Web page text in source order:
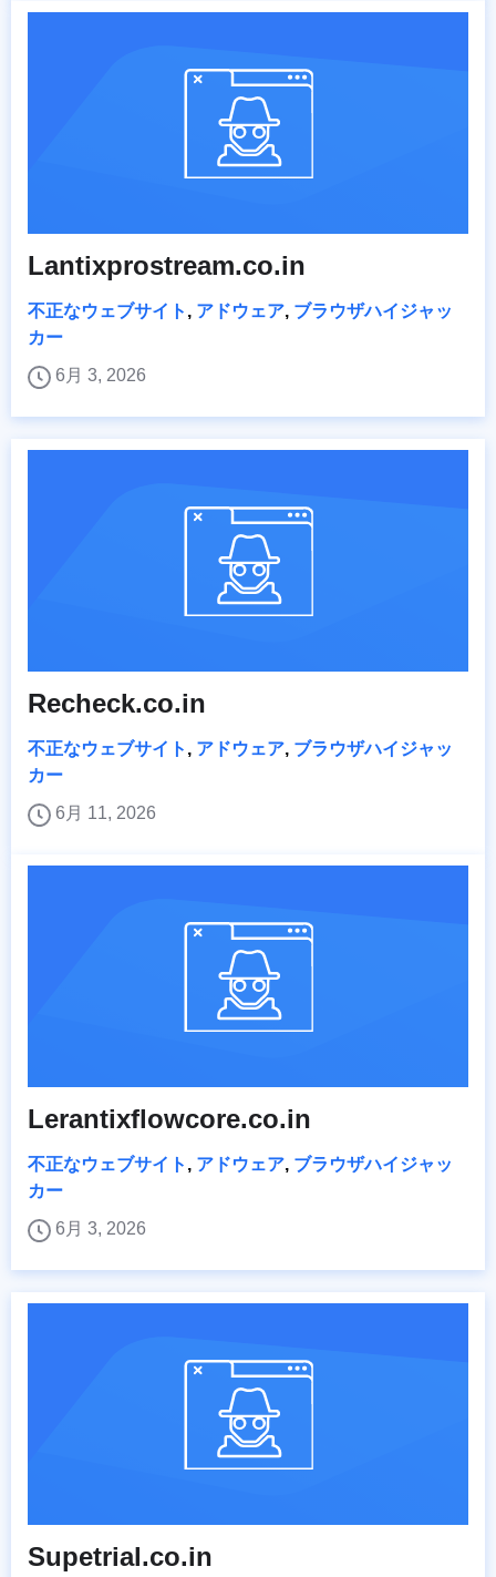
Lantixprostream.co.in
不正なウェブサイト , アドウェア, ブラウザハイジャッ
カー
6月 3, 2026
Recheck.co.in
不正なウェブサイト , アドウェア, ブラウザハイジャッ
カー
6月 11, 2026
Lerantixflowcore.co.in
不正なウェブサイト , アドウェア, ブラウザハイジャッ
カー
6月 3, 2026
Supetrial.co.in